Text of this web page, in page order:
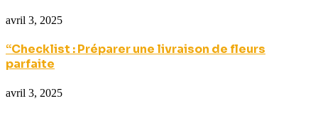
avril 3, 2025
“Checklist : Préparer une livraison de fleurs
parfaite
avril 3, 2025